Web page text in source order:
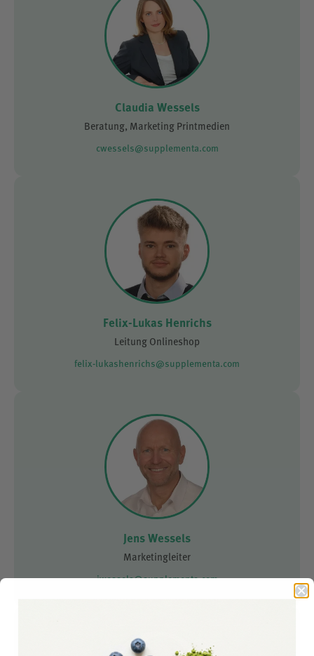
Claudia Wessels
Beratung, Marketing Printmedien
cwessels@supplementa.com
Felix-Lukas Henrichs
Leitung Onlineshop
felix-lukashenrichs@supplementa.com
Jens Wessels
Marketingleiter
jwessels@supplementa.com